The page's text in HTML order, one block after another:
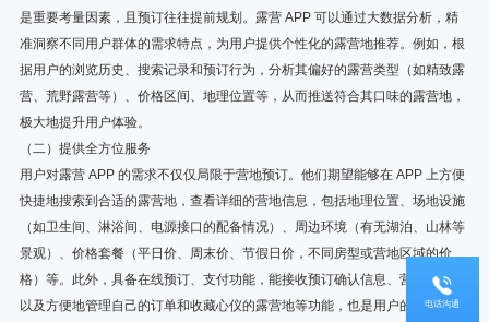
是重要考量因素，且预订往往提前规划。露营 APP 可以通过大数据分析，精
准洞察不同用户群体的需求特点，为用户提供个性化的露营地推荐。例如，根
据用户的浏览历史、搜索记录和预订行为，分析其偏好的露营类型（如精致露
营、荒野露营等）、价格区间、地理位置等，从而推送符合其口味的露营地，
极大地提升用户体验。
（二）提供全方位服务
用户对露营 APP 的需求不仅仅局限于营地预订。他们期望能够在 APP 上方便
快捷地搜索到合适的露营地，查看详细的营地信息，包括地理位置、场地设施
（如卫生间、淋浴间、电源接口的配备情况）、周边环境（有无湖泊、山林等
景观）、价格套餐（平日价、周末价、节假日价，不同房型或营地区域的价
格）等。此外，具备在线预订、支付功能，能接收预订确认信息、营地通知，
以及方便地管理自己的订单和收藏心仪的露营地等功能，也是用户的基本诉
电话沟通